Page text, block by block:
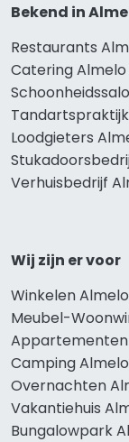
Bekend in
Restaurants
Catering Almelo
Loodgieters
Verhuisbedrijf
Wij zijn er voor
Winkelen Almelo
Meubel-
Camping Almelo
Overnachten
Vakantiehuis
Bungalowpark